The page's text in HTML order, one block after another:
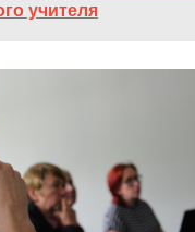
учителя